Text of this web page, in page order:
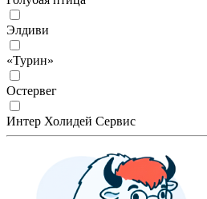
Элдиви
«Турин»
Остервег
Интер Холидей Сервис